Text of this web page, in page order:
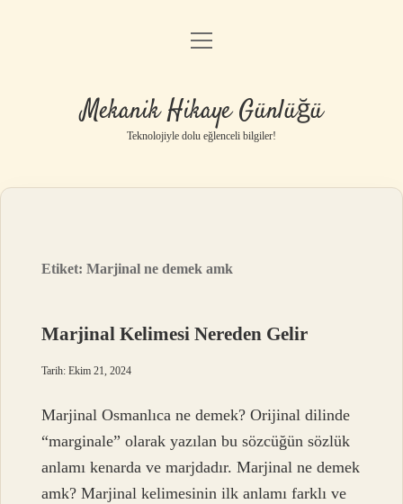
Anasayfa
Yasal Uyarı
menüyü
Mekanik Hikaye Günlüğü
Teknolojiyle dolu eğlenceli bilgiler!
Etiket:Marjinal ne demek amk
Marjinal Kelimesi Nereden Gelir
Tarih: Ekim 21, 2024
Marjinal Osmanlıca ne demek? Orijinal dilinde
“marginale” olarak yazılan bu sözcüğün sözlük
anlamı kenarda ve marjdadır. Marjinal ne demek
amk? Marjinal kelimesinin ilk anlamı farklı ve